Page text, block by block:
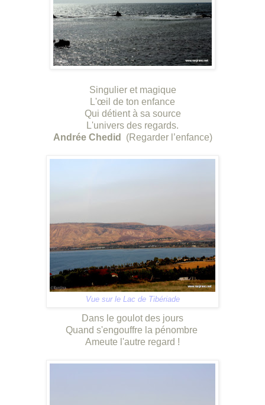
Singulier et magique
L'œil de ton enfance
Qui détient à sa source
L'univers des regards.
Andrée Chedid
(Regarder l’enfance)
Vue sur le Lac de Tibériade
Dans le goulot des jours
Quand s'engouffre la pénombre
Ameute l'autre regard !